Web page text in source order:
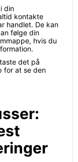
din
kontakte
handlet. De kan
følge din
hvis du
det på
for at se den